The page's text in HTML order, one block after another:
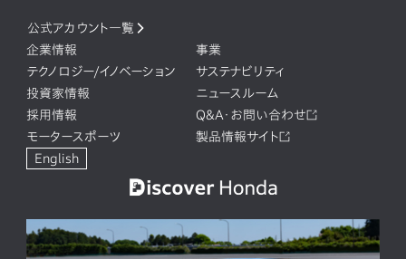
公式アカウント一覧
企業情報
事業
テクノロジー/イノベーション
サステナビリティ
投資家情報
ニュースルーム
採用情報
Q&A・お問い合わせ
モータースポーツ
製品情報サイト
English